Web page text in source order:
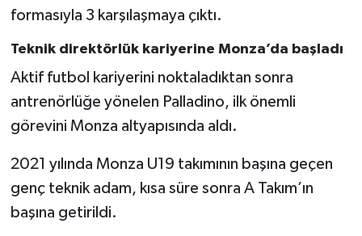
formasıyla 3 karşılaşmaya çıktı.
Teknik direktörlük kariyerine Monza’da başladı
Aktif futbol kariyerini noktaladıktan sonra
antrenörlüğe yönelen Palladino, ilk önemli
görevini Monza altyapısında aldı.
2021 yılında Monza U19 takımının başına geçen
genç teknik adam, kısa süre sonra A Takım’ın
başına getirildi.